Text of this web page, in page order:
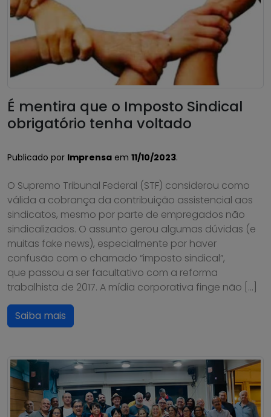
É mentira que o Imposto Sindical
obrigatório tenha voltado
Publicado por Imprensa em 11/10/2023.
O Supremo Tribunal Federal (STF) considerou como
válida a cobrança da contribuição assistencial aos
sindicatos, mesmo por parte de empregados não
sindicalizados. O assunto gerou algumas dúvidas (e
muitas fake news), especialmente por haver
confusão com o chamado “imposto sindical”,
que passou a ser facultativo com a reforma
trabalhista de 2017. A mídia corporativa finge não […]
Saiba mais